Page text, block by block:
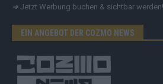
➔ Jetzt Werbung buchen & sichtbar werden!
EIN ANGEBOT DER COZMO NEWS